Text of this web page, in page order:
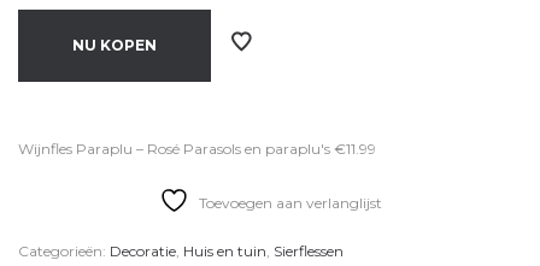
NU KOPEN
Wijnfles Paraplu – Rosé Parasols en paraplu's €11.99
Toevoegen aan verlanglijst
Categorieën: Decoratie, Huis en tuin, Sierflessen